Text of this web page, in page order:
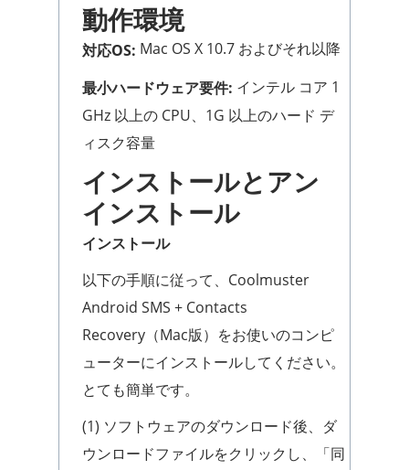
動作環境
対応OS: Mac OS X 10.7 およびそれ以降
最小ハードウェア要件: インテル コア 1
GHz 以上の CPU、1G 以上のハード デ
ィスク容量
インストールとアン
インストール
インストール
以下の手順に従って、Coolmuster
Android SMS + Contacts
Recovery（Mac版）をお使いのコンピ
ューターにインストールしてください。
とても簡単です。
(1) ソフトウェアのダウンロード後、ダ
ウンロードファイルをクリックし、「同